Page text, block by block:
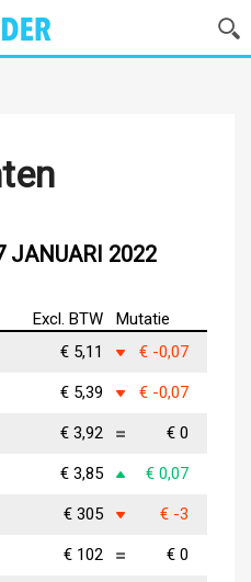
JANUARI 2022
Excl. BTW
Mutatie
€ 5,11 € -0,07
€ 5,39 € -0,07
€ 3,92 € 0
€ 3,85 € 0,07
€ 305 € -3
€ 102 € 0